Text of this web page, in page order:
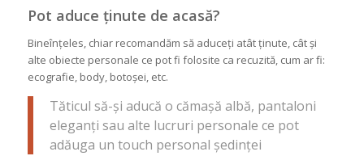
Pot aduce ținute de acasă?
Bineînțeles, chiar recomandăm să aduceți atât ținute, cât și
alte obiecte personale ce pot fi folosite ca recuzită, cum ar fi:
ecografie, body, botoșei, etc.
Tăticul să-și aducă o cămașă albă, pantaloni
eleganți sau alte lucruri personale ce pot
adăuga un touch personal ședinței